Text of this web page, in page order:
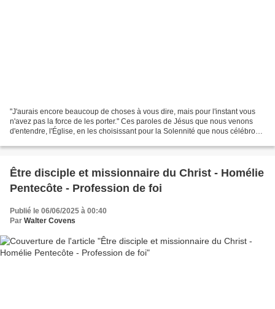
"J'aurais encore beaucoup de choses à vous dire, mais pour l'instant vous
n'avez pas la force de les porter." Ces paroles de Jésus que nous venons
d'entendre, l'Église, en les choisissant pour la Solennité que nous célébrons
Être disciple et missionnaire du Christ - Homélie
Pentecôte - Profession de foi
Publié le 06/06/2025 à 00:40
Par Walter Covens